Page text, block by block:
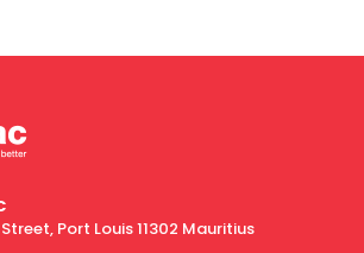
Port Louis 11302 Mauritius